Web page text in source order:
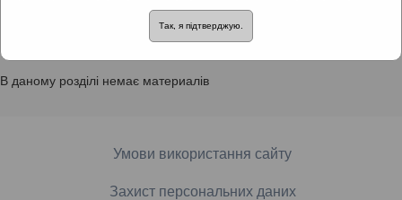
Раціональна антибіотикотерапія
В даному розділі немає материалів
Умови використання сайту
Захист персональних даних
Так, я підтверджую.